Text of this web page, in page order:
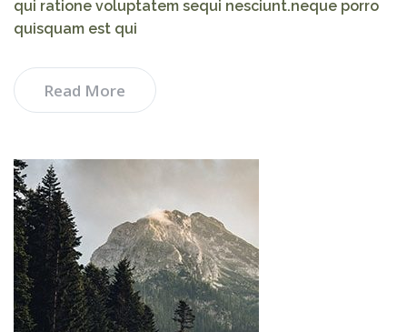
qui ratione voluptatem sequi nesciunt.neque porro
quisquam est qui
Read More